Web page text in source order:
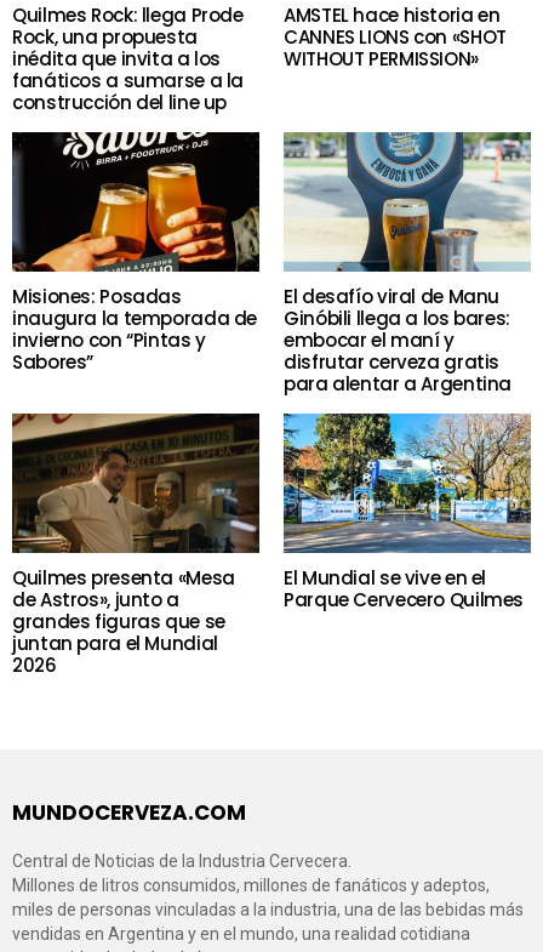
Quilmes Rock: llega Prode
Rock, una propuesta
inédita que invita a los
fanáticos a sumarse a la
construcción del line up
AMSTEL hace historia en
CANNES LIONS con «SHOT
WITHOUT PERMISSION»
Misiones: Posadas
inaugura la temporada de
invierno con “Pintas y
Sabores”
El desafío viral de Manu
Ginóbili llega a los bares:
embocar el maní y
disfrutar cerveza gratis
para alentar a Argentina
Quilmes presenta «Mesa
de Astros», junto a
grandes figuras que se
juntan para el Mundial
2026
El Mundial se vive en el
Parque Cervecero Quilmes
MUNDOCERVEZA.COM
Central de Noticias de la Industria Cervecera.
Millones de litros consumidos, millones de fanáticos y adeptos,
miles de personas vinculadas a la industria, una de las bebidas más
vendidas en Argentina y en el mundo, una realidad cotidiana